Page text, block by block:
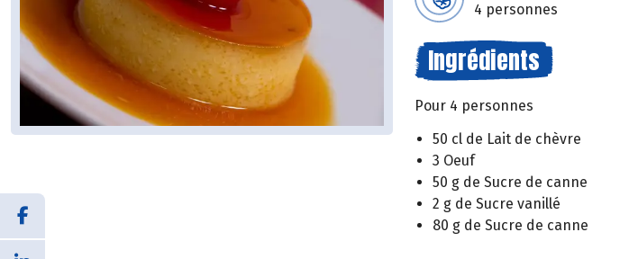
4 personnes
Ingrédients
Pour 4 personnes
50 cl de Lait de chèvre
3 Oeuf
50 g de Sucre de canne
2 g de Sucre vanillé
80 g de Sucre de canne